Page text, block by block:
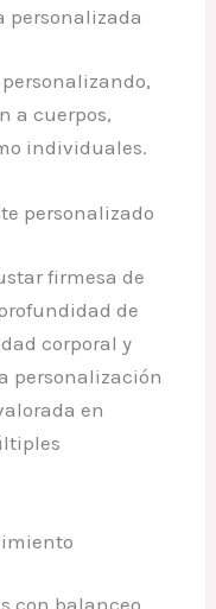
personalizada
a cuerpos,
individuales.
personalizado
firmesa de
de
corporal y
personalización
en